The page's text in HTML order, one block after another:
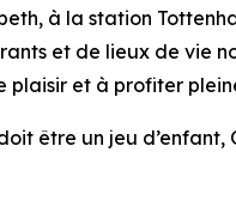
à la station
et de lieux de vie
plaisir et à profiter
être un jeu d’enfant,